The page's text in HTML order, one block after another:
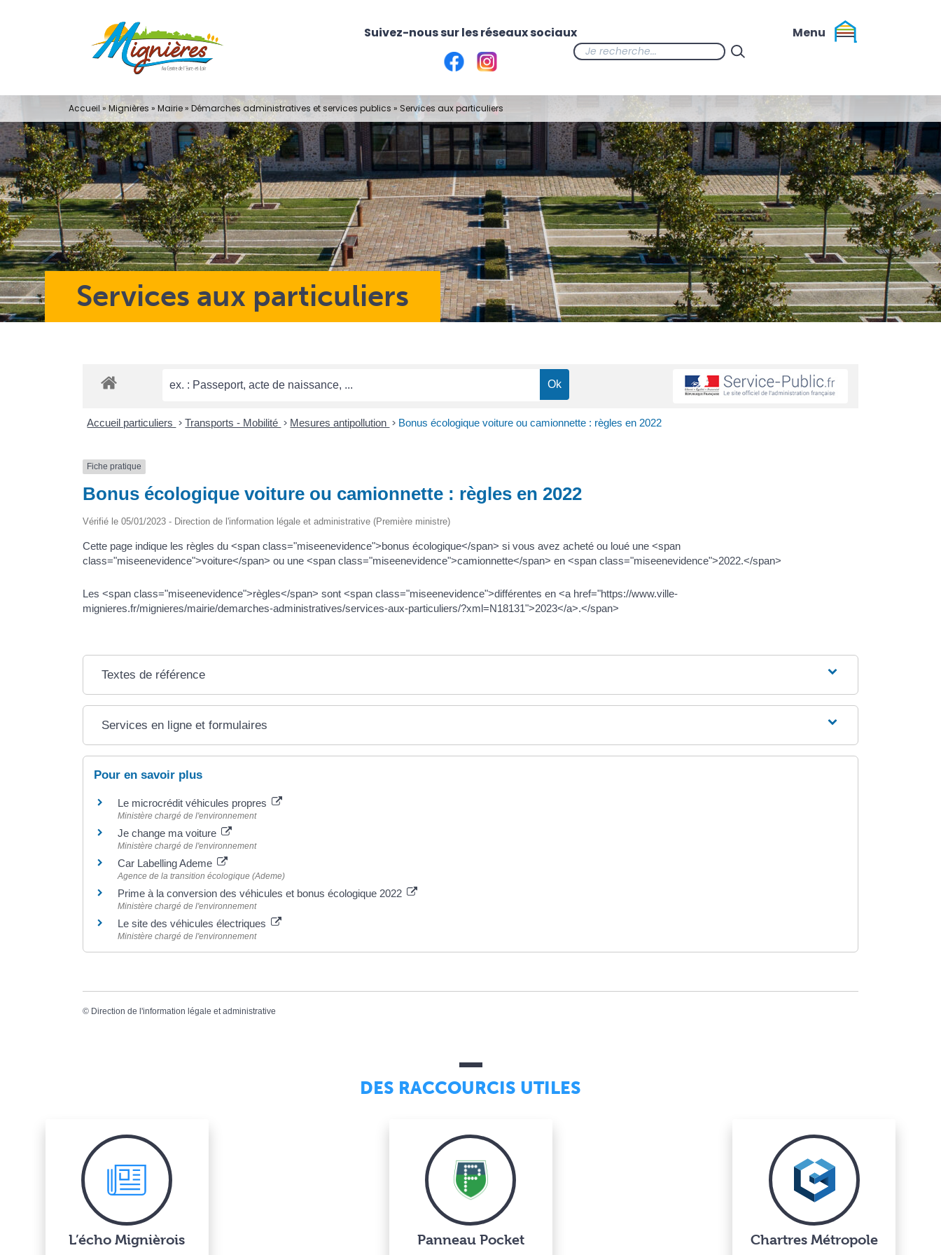
Services aux particuliers
Accueil » Mignières » Mairie» Démarches administratives et services publics » Services aux particuliers
Accueil particuliers > Transports - Mobilité > Mesures antipollution > Bonus écologique voiture ou camionnette : règles en 2022
Fiche pratique
Bonus écologique voiture ou camionnette : règles en 2022
Vérifié le 05/01/2023 - Direction de l'information légale et administrative (Première ministre)
Cette page indique les règles du <span class="miseenevidence">bonus écologique</span> si vous avez acheté ou loué une <span
class="miseenevidence">voiture</span> ou une <span class="miseenevidence">camionnette</span> en <span class="miseenevidence">2022.</span>
Les <span class="miseenevidence">règles</span> sont <span class="miseenevidence">différentes en <a href="https://www.ville-
mignieres.fr/mignieres/mairie/demarches-administratives/services-aux-particuliers/?xml=N18131">2023</a>.</span>
Textes de référence
Services en ligne et formulaires
Pour en savoir plus
Le microcrédit véhicules propres
Ministère chargé de l'environnement
Je change ma voiture
Ministère chargé de l'environnement
Car Labelling Ademe
Agence de la transition écologique (Ademe)
Prime à la conversion des véhicules et bonus écologique 2022
Ministère chargé de l'environnement
Le site des véhicules électriques
Ministère chargé de l'environnement
© Direction de l'information légale et administrative
DES RACCOURCIS UTILES
L’écho Mignièrois Panneau Pocket Chartres Métropole